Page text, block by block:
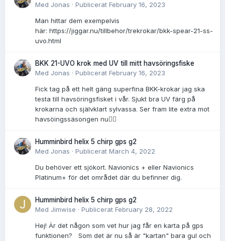
Med Jonas · Publicerat February 16, 2023
Man hittar dem exempelvis
här: https://jiggar.nu/tillbehor/trekrokar/bkk-spear-21-ss-
uvo.html
BKK 21-UVO krok med UV till mitt havsöringsfiske
Med Jonas · Publicerat February 16, 2023
Fick tag på ett helt gäng superfina BKK-krokar jag ska
testa till havsöringsfisket i vår. Sjukt bra UV färg på
krokarna och självklart sylvassa. Ser fram lite extra mot
havsöingssäsongen nu👌🏻
Humminbird helix 5 chirp gps g2
Med Jonas · Publicerat March 4, 2022
Du behöver ett sjökort. Navionics + eller Navionics
Platinum+ för det området där du befinner dig.
Humminbird helix 5 chirp gps g2
Med Jimwise · Publicerat February 28, 2022
Hej! Är det någon som vet hur jag får en karta på gps
funktionen? Som det är nu så är "kartan" bara gul och